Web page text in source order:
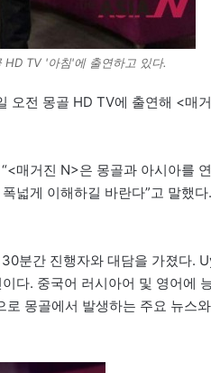
TV '아침'에 출연하고 있다.
오전 몽골 HD TV에 출연해 <매
매거진 N>은 몽골과 아시아를
넓게 이해하길 바란다”고 말했
분간 진행자와 대담을 가졌다.
다. 중국어 러시아어 및 영어에
로 몽골에서 발생하는 주요 뉴스